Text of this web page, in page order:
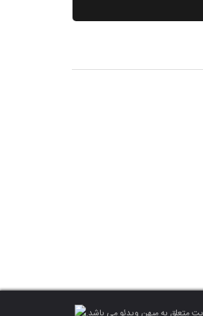
متعلق به میهن ویدئو می باشد.